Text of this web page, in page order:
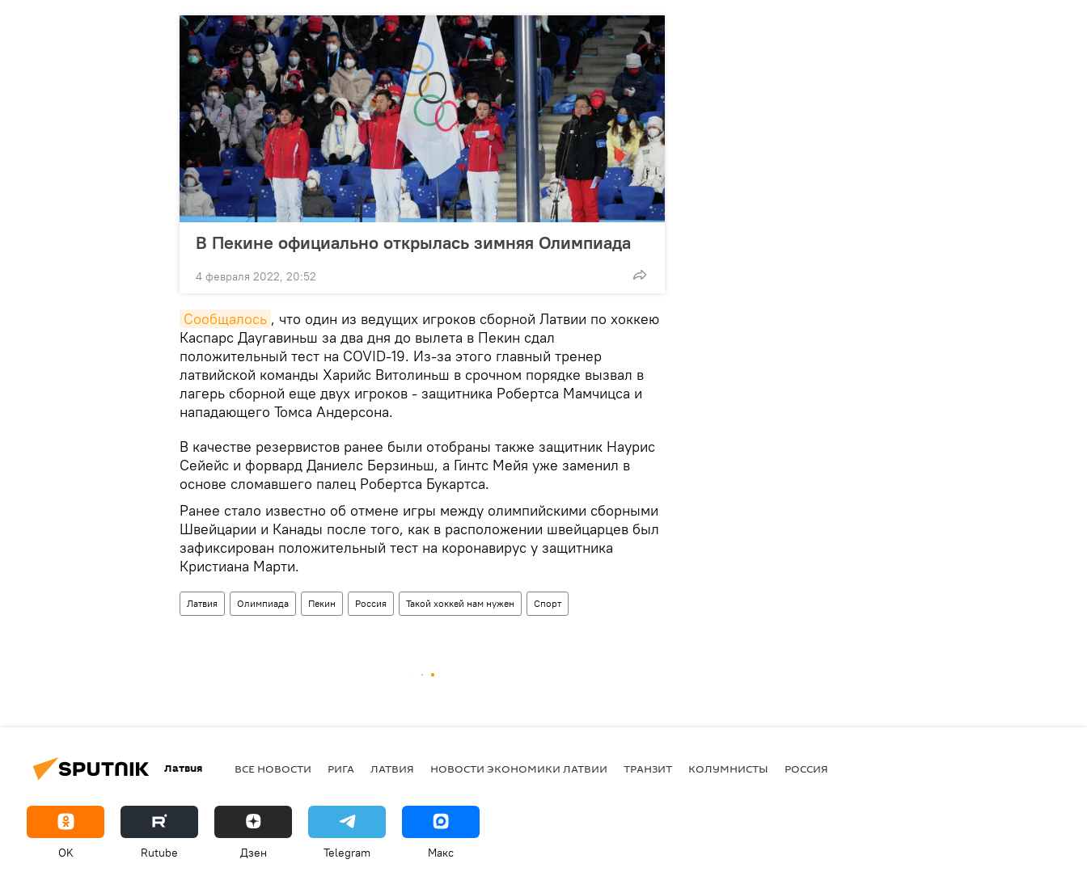
В Пекине официально открылась зимняя Олимпиада
4 февраля 2022, 20:52
Cообщалось , что один из ведущих игроков сборной Латвии по хоккею
Каспарс Даугавиньш за два дня до вылета в Пекин сдал
положительный тест на COVID-19. Из-за этого главный тренер
латвийской команды Харийс Витолиньш в срочном порядке вызвал в
лагерь сборной еще двух игроков - защитника Робертса Мамчицса и
нападающего Томса Андерсона.
В качестве резервистов ранее были отобраны также защитник Наурис
Сейейс и форвард Даниелс Берзиньш, а Гинтс Мейя уже заменил в
основе сломавшего палец Робертса Букартса.
Ранее стало известно об отмене игры между олимпийскими сборными
Швейцарии и Канады после того, как в расположении швейцарцев был
зафиксирован положительный тест на коронавирус у защитника
Кристиана Марти.
Латвия Олимпиада Пекин Россия Такой хоккей нам нужен Спорт
Латвия ВСЕ НОВОСТИ РИГА ЛАТВИЯ НОВОСТИ ЭКОНОМИКИ ЛАТВИИ ТРАНЗИТ КОЛУМНИСТЫ РОССИЯ
OK Rutube Дзен Telegram Макс